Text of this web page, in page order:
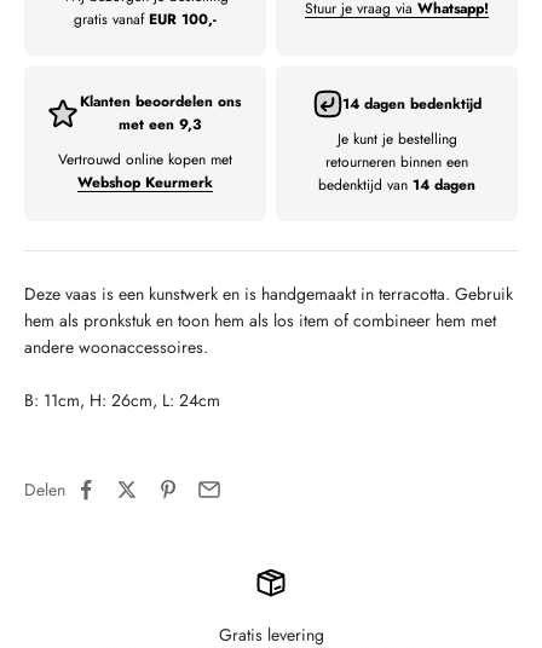
gratis vanafEUR 100,-
Stuur je vraag via Whatsapp!
Klanten beoordelen ons
met een 9,3
Vertrouwd online kopen met
Webshop Keurmerk
14 dagen bedenktijd
Je kunt je bestelling
retourneren binnen een
bedenktijd van 14 dagen
Deze vaas is een kunstwerk en is handgemaakt in terracotta. Gebruik
hem als pronkstuk en toon hem als los item of combineer hem met
andere woonaccessoires.
B: 11cm, H: 26cm, L: 24cm
Delen
Gratis levering